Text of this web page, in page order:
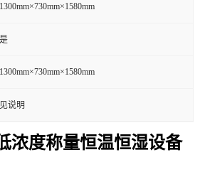
1300mm×730mm×1580mm
是
1300mm×730mm×1580mm
见说明
浓度称量恒温恒湿设备